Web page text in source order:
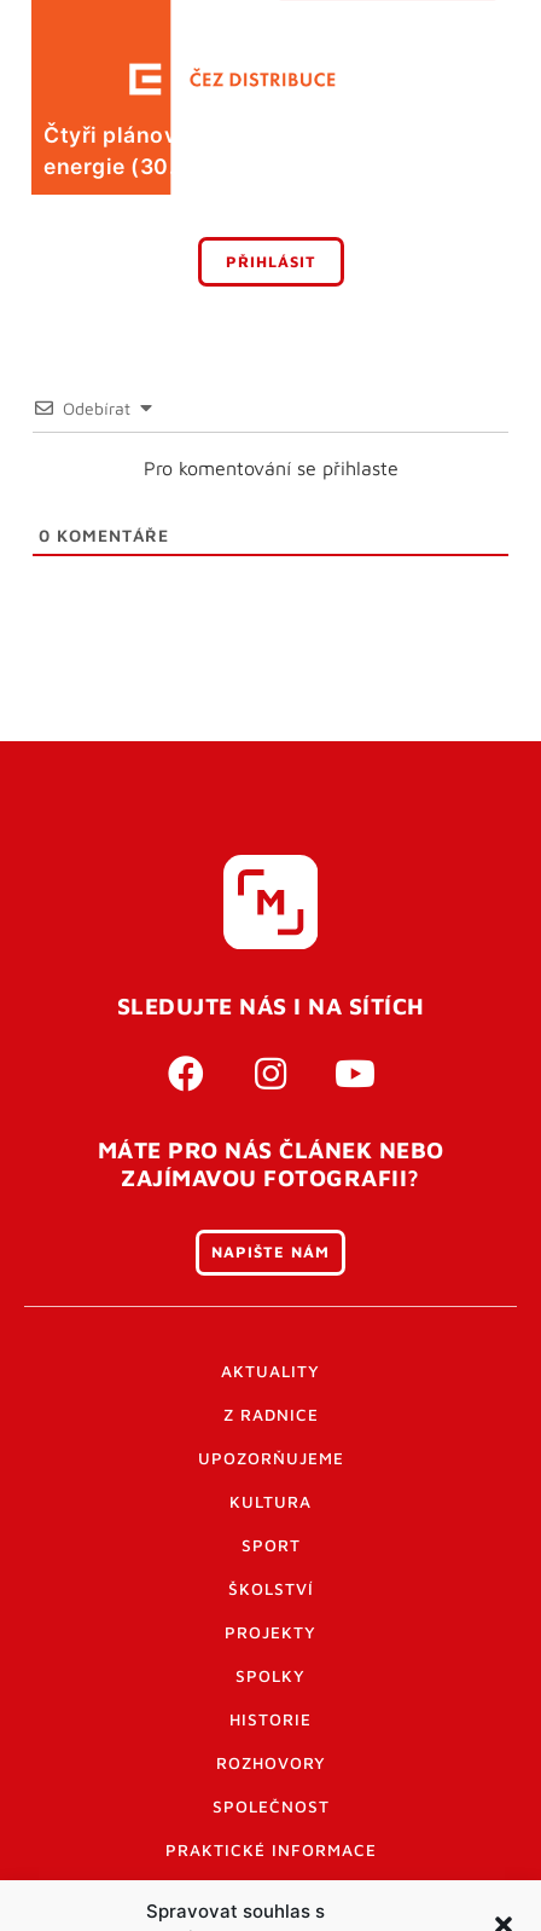
Spravovat souhlas s
Čtyři plánované odstávky elektrické
energie (30. 7.)
PŘIHLÁSIT
Odebírat
Pro komentování se přihlaste
0 KOMENTÁŘE
SLEDUJTE NÁS I NA SÍTÍCH
MÁTE PRO NÁS ČLÁNEK NEBO
ZAJÍMAVOU FOTOGRAFII?
NAPIŠTE NÁM
AKTUALITY
Z RADNICE
UPOZORŇUJEME
KULTURA
SPORT
ŠKOLSTVÍ
PROJEKTY
SPOLKY
HISTORIE
ROZHOVORY
SPOLEČNOST
PRAKTICKÉ INFORMACE